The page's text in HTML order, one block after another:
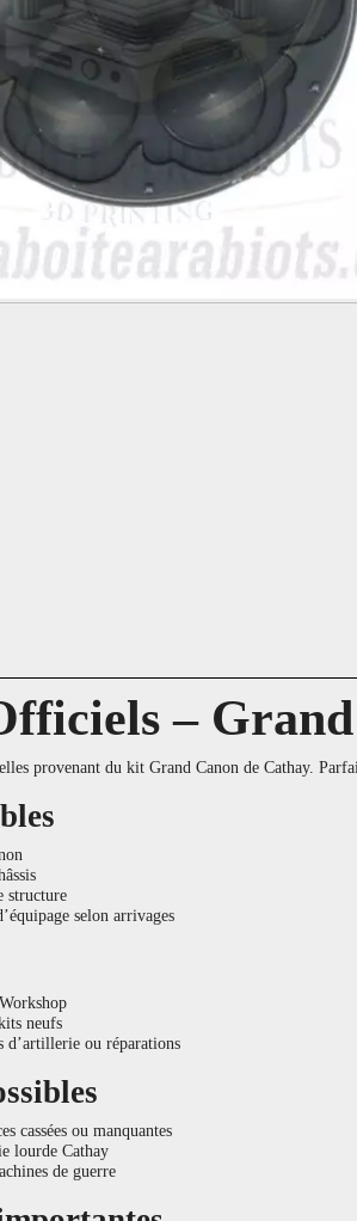
–
provenant du kit Grand Canon de Cathay.
structure
selon arrivages
neufs
d’artillerie ou réparations
cassées ou manquantes
lourde Cathay
de guerre